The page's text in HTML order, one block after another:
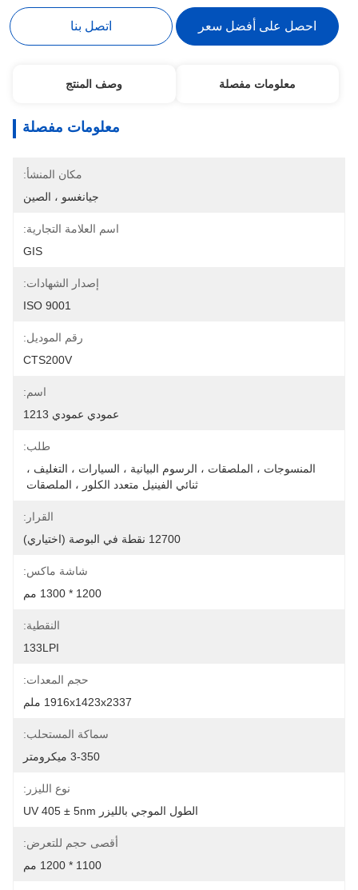
احصل على أفضل سعر اتصل بنا
معلومات مفصلة وصف المنتج
معلومات مفصلة
مكان المنشأ:
جيانغسو ، الصين
اسم العلامة التجارية:
GIS
إصدار الشهادات:
ISO 9001
رقم الموديل:
CTS200V
اسم:
عمودي عمودي 1213
طلب:
ثنائي الفينيل متعدد الكلور ، الملصقات
القرار:
12700 نقطة في البوصة (اختياري)
شاشة ماكس:
1200 * 1300 مم
النقطية:
133LPI
حجم المعدات:
1916x1423x2337 ملم
سماكة المستحلب:
3-350 ميكرومتر
نوع الليزر:
الطول الموجي بالليزر UV 405 ± 5nm
أقصى حجم للتعرض:
1100 * 1200 مم